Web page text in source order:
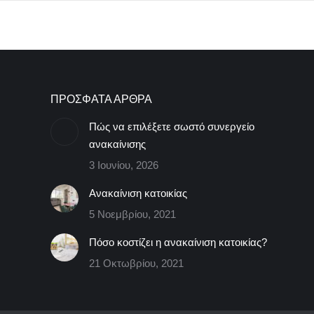
ΠΡΟΣΦΑΤΑ ΑΡΘΡΑ
Πώς να επιλέξετε σωστό συνεργείο
ανακαίνισης
3 Ιουνίου, 2026
Ανακαίνιση κατοικίας
5 Νοεμβρίου, 2021
Πόσο κοστίζει η ανακαίνιση κατοικίας?
21 Οκτωβρίου, 2021